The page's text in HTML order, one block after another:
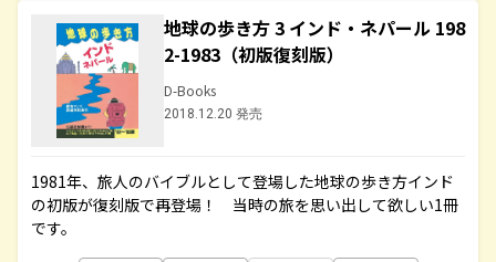
地球の歩き方 3 インド・ネパール 198
2-1983（初版復刻版）
D-Books
2018.12.20 発売
1981年、旅人のバイブルとして登場した地球の歩き方インド
の初版が復刻版で再登場！ 当時の旅を思い出して欲しい1冊
です。